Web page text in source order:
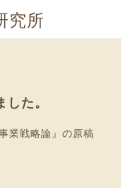
究所
た。
業戦略論』の原稿